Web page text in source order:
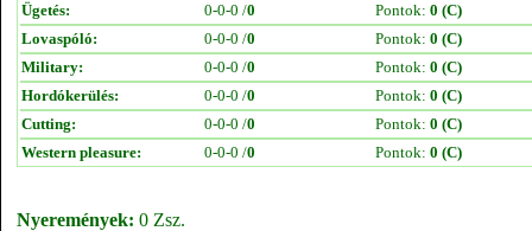
Ügetés:
0-0-0 /0 Pontok: 0 (C)
Lovaspóló:
0-0-0 /0 Pontok: 0 (C)
Military:
0-0-0 /0 Pontok: 0 (C)
Hordókerülés:
0-0-0 /0 Pontok: 0 (C)
Cutting:
0-0-0 /0 Pontok: 0 (C)
Western pleasure:
0-0-0 /0 Pontok: 0 (C)
Nyeremények: 0 Zsz.